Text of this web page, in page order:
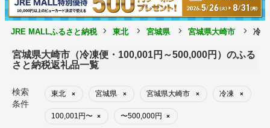
JRE MALLふるさと納税 東北 宮城県 宮城県大崎市 冷
宮城県大崎市（冷凍便・100,001円～500,000円）のふる
さと納税返礼品一覧
検索
条件
東北 × 宮城県 × 宮城県大崎市 × 冷凍 ×
100,001円〜 × 〜500,000円 ×